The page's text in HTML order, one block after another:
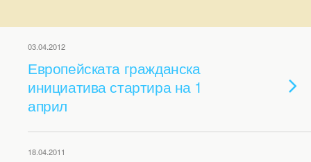
03.04.2012
Европейската гражданска
инициатива стартира на 1
април
18.04.2011